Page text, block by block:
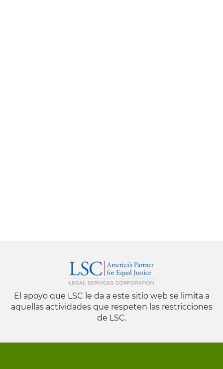
El apoyo que LSC le da a este sitio web se limita a
aquellas actividades que respeten las restricciones
de LSC.